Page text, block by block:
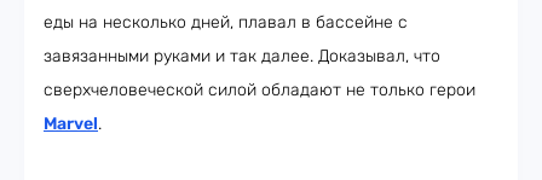
еды на несколько дней, плавал в бассейне с
завязанными руками и так далее. Доказывал, что
сверхчеловеческой силой обладают не только герои
Marvel.